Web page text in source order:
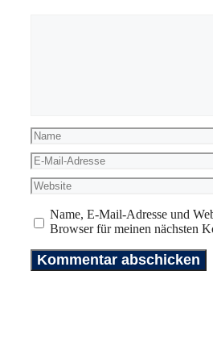
Name
E-
Mail-
Adresse
Website
Name, E-Mail-Adresse und
Browser für meinen nächsten